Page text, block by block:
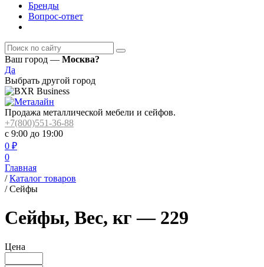
Бренды
Вопрос-ответ
Ваш город — Москва?
Да
Выбрать другой город
Продажа металлической мебели и сейфов.
+7(800)551-36-88
с 9:00 до 19:00
0 ₽
0
Главная
/ Каталог товаров
/ Сейфы
Сейфы, Вес, кг — 229
Цена